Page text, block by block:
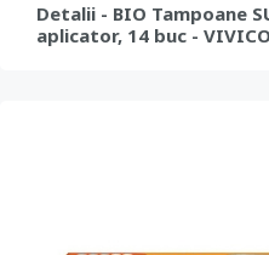
Detalii - BIO Tampoane
aplicator, 14 buc -